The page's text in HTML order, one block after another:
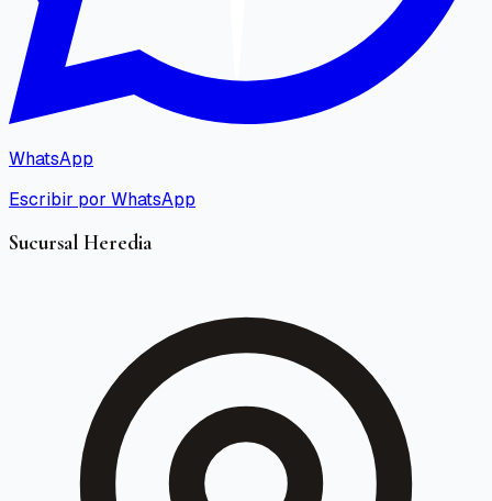
WhatsApp
Escribir por WhatsApp
Sucursal Heredia